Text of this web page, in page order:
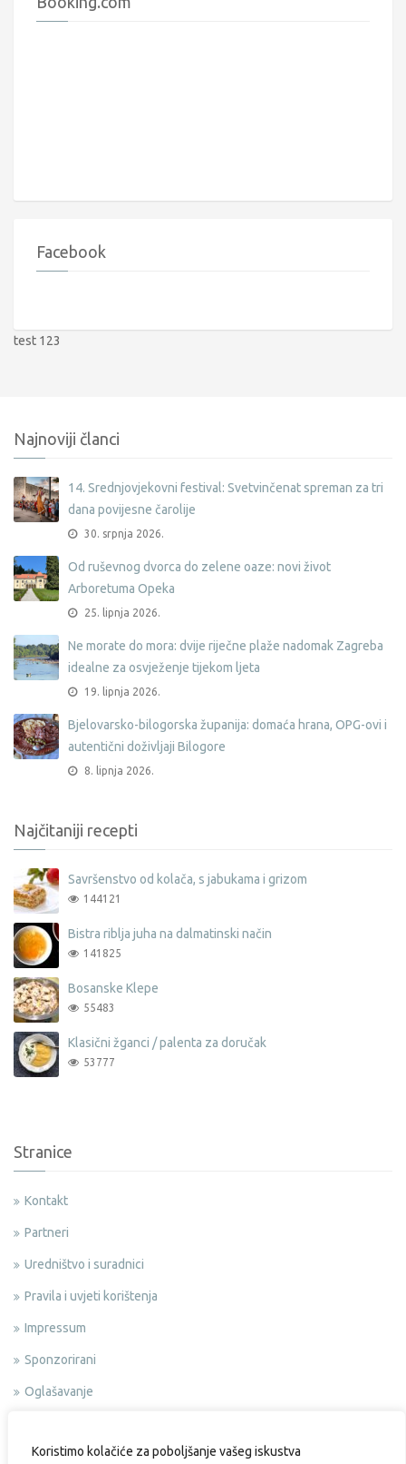
Koristimo kolačiće za poboljšanje vašeg iskustva
Facebook
test 123
Najnoviji članci
14. Srednjovjekovni festival: Svetvinčenat spreman za tri
dana povijesne čarolije
30. srpnja 2026.
Od ruševnog dvorca do zelene oaze: novi život
Arboretuma Opeka
25. lipnja 2026.
Ne morate do mora: dvije riječne plaže nadomak Zagreba
idealne za osvježenje tijekom ljeta
19. lipnja 2026.
Bjelovarsko-bilogorska županija: domaća hrana, OPG-ovi i
autentični doživljaji Bilogore
8. lipnja 2026.
Najčitaniji recepti
Savršenstvo od kolača, s jabukama i grizom
144121
Bistra riblja juha na dalmatinski način
141825
Bosanske Klepe
55483
Klasični žganci / palenta za doručak
53777
Stranice
Kontakt
Partneri
Uredništvo i suradnici
Pravila i uvjeti korištenja
Impressum
Sponzorirani
Oglašavanje